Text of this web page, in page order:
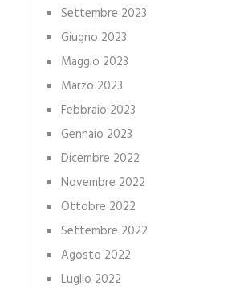
Settembre 2023
Giugno 2023
Maggio 2023
Marzo 2023
Febbraio 2023
Gennaio 2023
Dicembre 2022
Novembre 2022
Ottobre 2022
Settembre 2022
Agosto 2022
Luglio 2022